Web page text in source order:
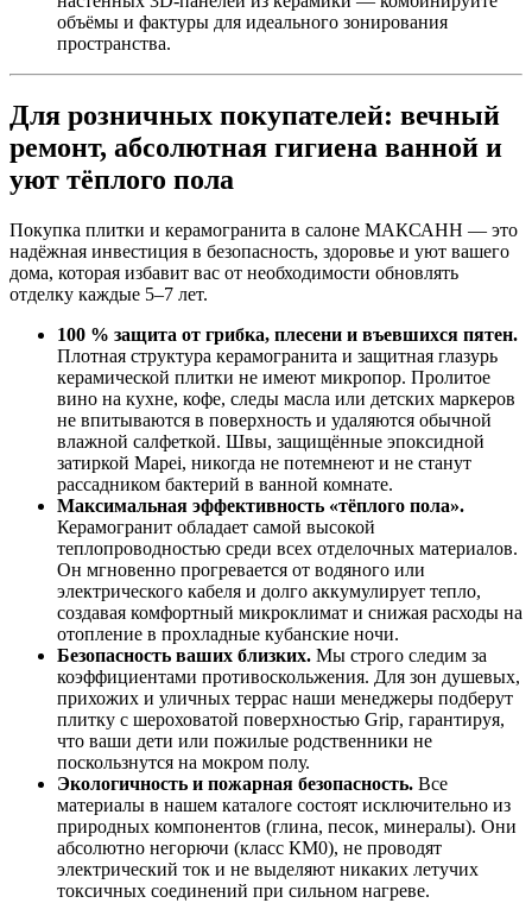
объёмы и фактуры для идеального зонирования
пространства.
Для розничных покупателей: вечный
ремонт, абсолютная гигиена ванной и
уют тёплого пола
Покупка плитки и керамогранита в салоне МАКСАНН — это
надёжная инвестиция в безопасность, здоровье и уют вашего
дома, которая избавит вас от необходимости обновлять
отделку каждые 5–7 лет.
100 % защита от грибка, плесени и въевшихся пятен.
Плотная структура керамогранита и защитная глазурь
керамической плитки не имеют микропор. Пролитое
вино на кухне, кофе, следы масла или детских маркеров
не впитываются в поверхность и удаляются обычной
влажной салфеткой. Швы, защищённые эпоксидной
затиркой Mapei, никогда не потемнеют и не станут
рассадником бактерий в ванной комнате.
Максимальная эффективность «тёплого пола».
Керамогранит обладает самой высокой
теплопроводностью среди всех отделочных материалов.
Он мгновенно прогревается от водяного или
электрического кабеля и долго аккумулирует тепло,
создавая комфортный микроклимат и снижая расходы на
отопление в прохладные кубанские ночи.
Безопасность ваших близких. Мы строго следим за
коэффициентами противоскольжения. Для зон душевых,
прихожих и уличных террас наши менеджеры подберут
плитку с шероховатой поверхностью Grip, гарантируя,
что ваши дети или пожилые родственники не
поскользнутся на мокром полу.
Экологичность и пожарная безопасность. Все
материалы в нашем каталоге состоят исключительно из
природных компонентов (глина, песок, минералы). Они
абсолютно негорючи (класс КМ0), не проводят
электрический ток и не выделяют никаких летучих
токсичных соединений при сильном нагреве.